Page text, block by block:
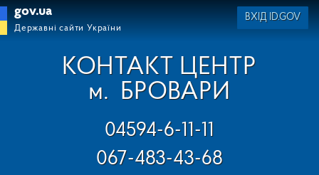
gov.ua
Державні сайти України
ВХІД ID.GOV
КОНТАКТ ЦЕНТР
м. БРОВАРИ
04594-6-11-11
067-483-43-68